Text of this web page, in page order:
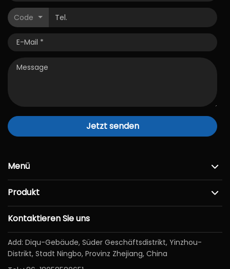
Code
Jetzt senden
Menü
Produkt
Kontaktieren Sie uns
Add: Diqu-Gebäude, Süder Geschäftsdistrikt, Yinzhou-
Distrikt, Stadt Ningbo, Provinz Zhejiang, China